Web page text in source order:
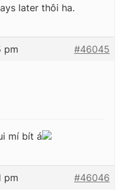
later thôi ha.
pm #46045
mí bít á
pm #46046